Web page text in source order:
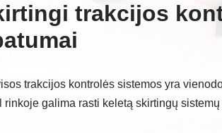
trakcijos
trakcijos kontrolės sistemos yra
rinkoje galima rasti keletą skirtingų sistemų